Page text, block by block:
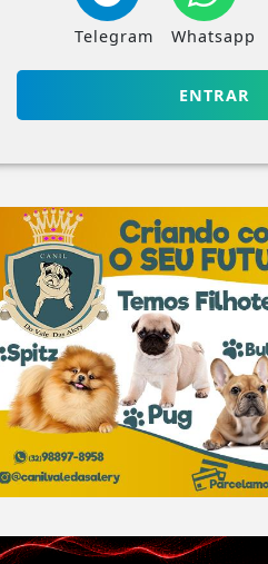
Telegram Whatsapp
ENTRAR